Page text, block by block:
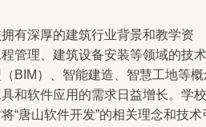
有深厚的建筑行业背景和教学资
管理、建筑设备安装等领域的技术
BIM）、智能建造、智慧工地等概
和软件应用的需求日益增长。学校
“唐山软件开发”的相关理念和技术